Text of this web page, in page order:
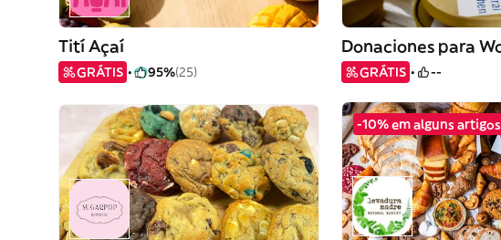
Tití Açaí
GRÁTIS 95%(25) GRÁTIS --
-10% em alguns artigos